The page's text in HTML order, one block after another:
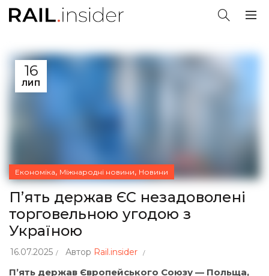
16
ЛИП
Економіка, Міжнародні новини, Новини
П’ять держав ЄС незадоволені
торговельною угодою з
Україною
16.07.2025 Автор Rail.insider
П’ять держав Європейського Союзу — Польща,